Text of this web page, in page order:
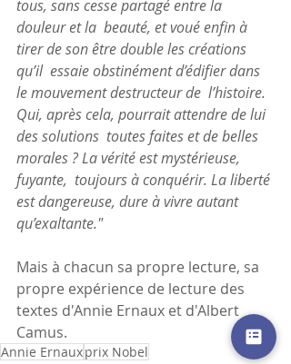
tous, sans cesse partagé entre la
douleur et la  beauté, et voué enfin à
tirer de son être double les créations
qu’il  essaie obstinément d’édifier dans
le mouvement destructeur de  l’histoire.
Qui, après cela, pourrait attendre de lui
des solutions  toutes faites et de belles
morales ? La vérité est mystérieuse,
fuyante,  toujours à conquérir. La liberté
est dangereuse, dure à vivre autant
qu’exaltante."
Mais à chacun sa propre lecture, sa
propre expérience de lecture des
textes d'Annie Ernaux et d'Albert
Camus.
Annie Ernauxprix Nobel